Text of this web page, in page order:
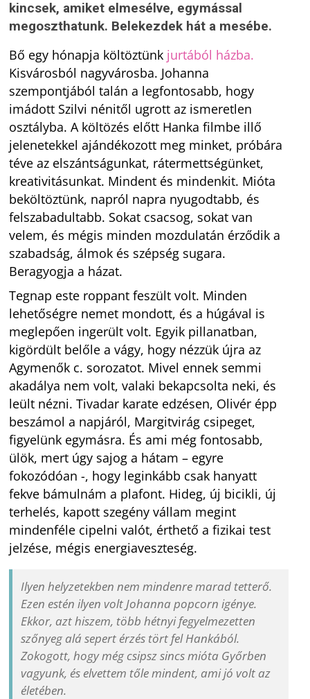
kincsek, amiket elmesélve, egymással
megoszthatunk. Belekezdek hát a mesébe.
Bő egy hónapja költöztünk jurtából házba.
Kisvárosból nagyvárosba. Johanna
szempontjából talán a legfontosabb, hogy
imádott Szilvi nénitől ugrott az ismeretlen
osztályba. A költözés előtt Hanka filmbe illő
jelenetekkel ajándékozott meg minket, próbára
téve az elszántságunkat, rátermettségünket,
kreativitásunkat. Mindent és mindenkit. Mióta
beköltöztünk, napról napra nyugodtabb, és
felszabadultabb. Sokat csacsog, sokat van
velem, és mégis minden mozdulatán érződik a
szabadság, álmok és szépség sugara.
Beragyogja a házat.
Tegnap este roppant feszült volt. Minden
lehetőségre nemet mondott, és a húgával is
meglepően ingerült volt. Egyik pillanatban,
kigördült belőle a vágy, hogy nézzük újra az
Agymenők c. sorozatot. Mivel ennek semmi
akadálya nem volt, valaki bekapcsolta neki, és
leült nézni. Tivadar karate edzésen, Olivér épp
beszámol a napjáról, Margitvirág csipeget,
figyelünk egymásra. És ami még fontosabb,
ülök, mert úgy sajog a hátam – egyre
fokozódóan -, hogy leginkább csak hanyatt
fekve bámulnám a plafont. Hideg, új bicikli, új
terhelés, kapott szegény vállam megint
mindenféle cipelni valót, érthető a fizikai test
jelzése, mégis energiaveszteség.
Ilyen helyzetekben nem mindenre marad tetterő.
Ezen estén ilyen volt Johanna popcorn igénye.
Ekkor, azt hiszem, több hétnyi fegyelmezetten
szőnyeg alá sepert érzés tört fel Hankából.
Zokogott, hogy még csipsz sincs mióta Győrben
vagyunk, és elvettem tőle mindent, ami jó volt az
életében.